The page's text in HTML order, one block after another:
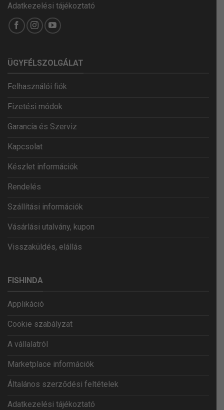
Adatkezelési tájékoztató
ÜGYFÉLSZOLGÁLAT
Felhasználói fiók
Fizetési módok
Garancia és Szerviz
Kapcsolat
Készlet információk
Rendelés
Szállítási információk
Vásárlási utalvány, kupon
Visszaküldés, elállás
FISHINDA
Applikáció
Cookie szabályzat
A vállalatról
Marketplace információk
Általános szerződési feltételek
Adatkezelési tájékoztató